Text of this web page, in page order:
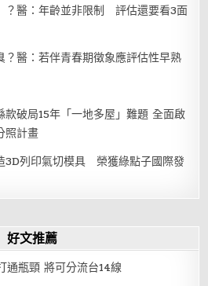
？醫：年齡並非限制 評估還要看3面
？醫：若伴青春期徵象應評估性早熟
破局15年「一地多屋」難題 全面啟
照計畫
3D列印氣切模具 榮獲綠點子國際發
好文推薦
通瓶頸 將可分流台14線